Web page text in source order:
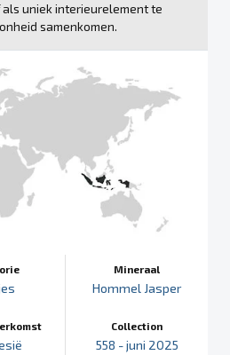
uniek interieurelement te
samenkomen.
Mineraal
Hommel Jasper
Collection
558 - juni 2025